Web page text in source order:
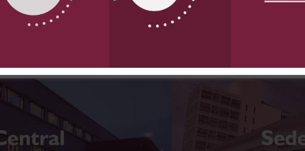
Solicitar turnoMi
Chequeo
Virtual